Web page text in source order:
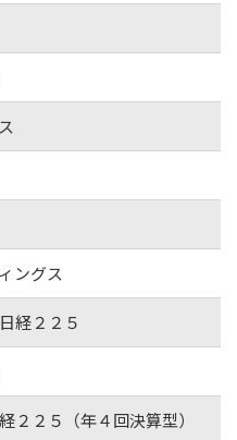
ングス
経２２５
２５（年４回決算型）